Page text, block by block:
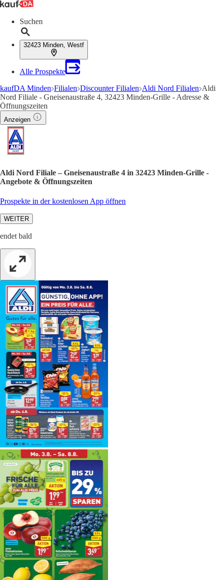
Suchen
32423 Minden, Westf
Alle Prospekte
kaufDA Minden Filialen Discounter Filialen Aldi Nord Filialen Aldi
Nord Filiale - Gneisenaustraße 4, 32423 Minden-Grille - Adresse &
Öffnungszeiten
Anzeigen
Aldi Nord Filiale – Gneisenaustraße 4 in 32423 Minden-Grille -
Angebote & Öffnungszeiten
Prospekte in der kostenlosen App öffnen
WEITER
endet bald